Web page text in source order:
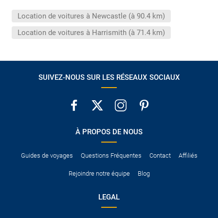
Pour vous en assurer, vous pouvez vous renseigner auprès des
services consulaires du pays concerné.
Location de voitures à Newcastle (à 90.4 km)
Location de voitures à Harrismith (à 71.4 km)
SUIVEZ-NOUS SUR LES RÉSEAUX SOCIAUX
À PROPOS DE NOUS
Guides de voyages Questions Fréquentes Contact Affiliés
Rejoindre notre équipe Blog
LEGAL